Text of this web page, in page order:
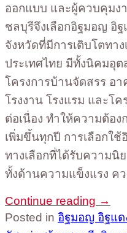
ออกแบบ และผู้ควบคุมง
ชลบุรีจึงเลือกอิฐมอญ อิ
จังหวัดที่มีการเติบโตทา
ประเทศไทย มีทั้งนิคมอุ
โครงการบ้านจัดสรร อ
โรงงาน โรงแรม และโ
ต่อเนื่อง ทำให้ความต้อ
เพิ่มขึ้นทุกปี การเลือกใ
ทางเลือกที่ได้รับความนิ
ทั้งด้านความแข็งแรง ค
Continue reading →
Posted in อิฐมอญ อิฐแด